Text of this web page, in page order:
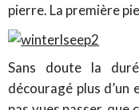
pierre. La première
Sans doute la
découragé plus